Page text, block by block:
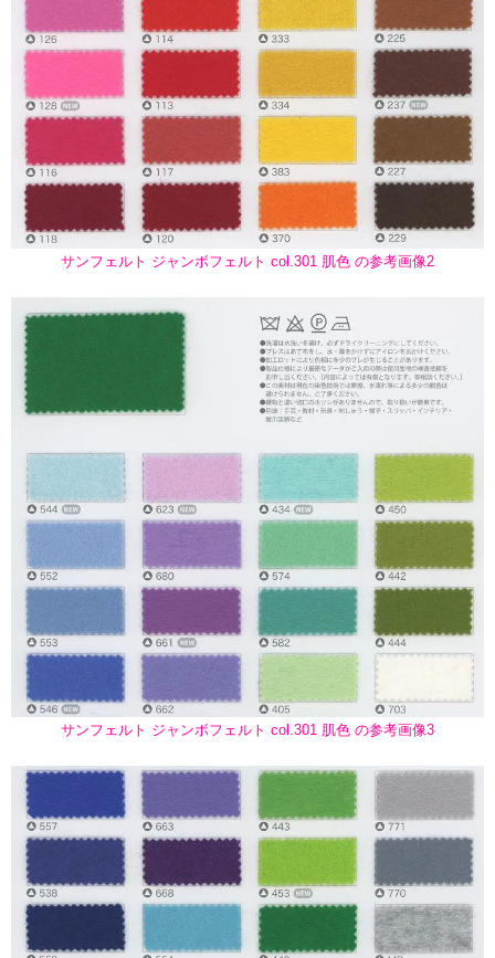
サンフェルト ジャンボフェルト col.301 肌色 の参考画像2
サンフェルト ジャンボフェルト col.301 肌色 の参考画像3